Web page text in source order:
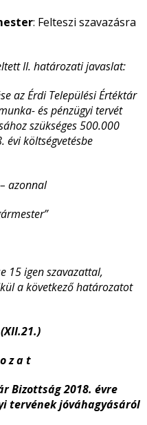
: Felteszi szavazásra
II. határozati javaslat:
az Érdi Települési Értéktár
és pénzügyi tervét
szükséges 500.000
évi költségvetésbe
azonnal
15 igen szavazattal,
a következő határozatot
z a t
Bizottság 2018. évre
tervének jóváhagyásáról